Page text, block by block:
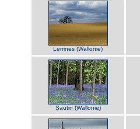
Lerrines (Wallonie)
Sautin (Wallonie)